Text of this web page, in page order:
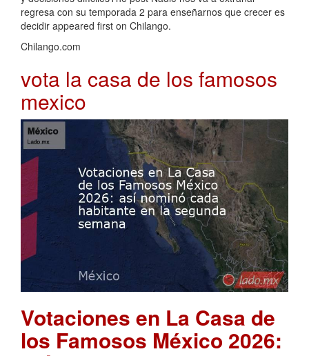
regresa con su temporada 2 para enseñarnos que crecer es
decidir appeared first on Chilango.
Chilango.com
vota la casa de los famosos
mexico
Votaciones en La Casa de
los Famosos México 2026: